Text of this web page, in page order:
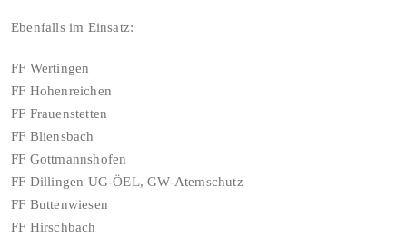
Ebenfalls im Einsatz:
FF Wertingen
FF Hohenreichen
FF Frauenstetten
FF Bliensbach
FF Gottmannshofen
FF Dillingen UG-ÖEL, GW-Atemschutz
FF Buttenwiesen
FF Hirschbach